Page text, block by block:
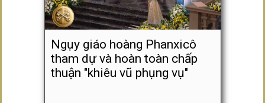
Ngụy giáo hoàng Phanxicô
tham dự và hoàn toàn chấp
thuận "khiêu vũ phụng vụ"